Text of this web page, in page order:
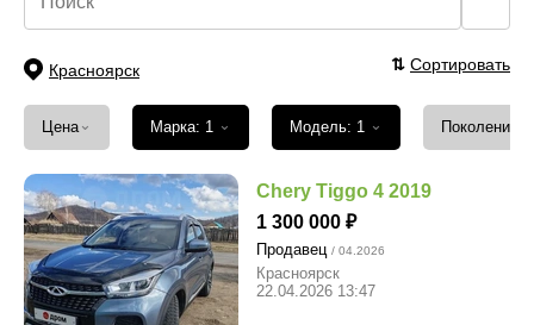
Красноярск ⇅ Сортировать
Цена ⌄ Марка: 1 ⌄ Модель: 1 ⌄ Поколение
Chery Tiggo 4 2019
1 300 000
Продавец / 04.2026
Красноярск
22.04.2026 13:47